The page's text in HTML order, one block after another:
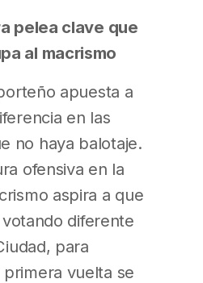
pelea clave que
al macrismo
apuesta a
en las
no haya balotaje.
ofensiva en la
aspira a que
diferente
para
vuelta se